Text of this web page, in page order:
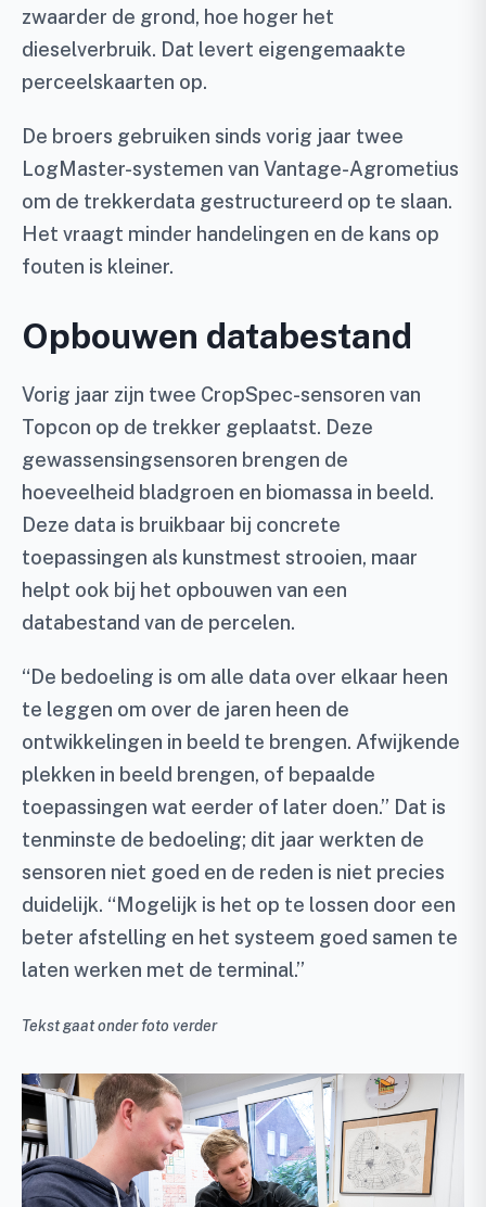
zwaarder de grond, hoe hoger het
dieselverbruik. Dat levert eigengemaakte
perceelskaarten op.
De broers gebruiken sinds vorig jaar twee
LogMaster-systemen van Vantage-Agrometius
om de trekkerdata gestructureerd op te slaan.
Het vraagt minder handelingen en de kans op
fouten is kleiner.
Opbouwen databestand
Vorig jaar zijn twee CropSpec-sensoren van
Topcon op de trekker geplaatst. Deze
gewassensingsensoren brengen de
hoeveelheid bladgroen en biomassa in beeld.
Deze data is bruikbaar bij concrete
toepassingen als kunstmest strooien, maar
helpt ook bij het opbouwen van een
databestand van de percelen.
“De bedoeling is om alle data over elkaar heen
te leggen om over de jaren heen de
ontwikkelingen in beeld te brengen. Afwijkende
plekken in beeld brengen, of bepaalde
toepassingen wat eerder of later doen.” Dat is
tenminste de bedoeling; dit jaar werkten de
sensoren niet goed en de reden is niet precies
duidelijk. “Mogelijk is het op te lossen door een
beter afstelling en het systeem goed samen te
laten werken met de terminal.”
Tekst gaat onder foto verder